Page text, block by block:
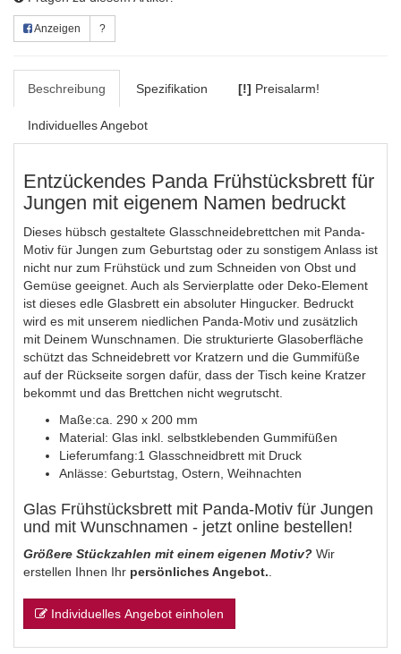
Anzeigen ?
Beschreibung Spezifikation [!] Preisalarm!
Individuelles Angebot
Entzückendes Panda Frühstücksbrett für
Jungen mit eigenem Namen bedruckt
Dieses hübsch gestaltete Glasschneidebrettchen mit Panda-
Motiv für Jungen zum Geburtstag oder zu sonstigem Anlass ist
nicht nur zum Frühstück und zum Schneiden von Obst und
Gemüse geeignet. Auch als Servierplatte oder Deko-Element
ist dieses edle Glasbrett ein absoluter Hingucker. Bedruckt
wird es mit unserem niedlichen Panda-Motiv und zusätzlich
mit Deinem Wunschnamen. Die strukturierte Glasoberfläche
schützt das Schneidebrett vor Kratzern und die Gummifüße
auf der Rückseite sorgen dafür, dass der Tisch keine Kratzer
bekommt und das Brettchen nicht wegrutscht.
Maße:ca. 290 x 200 mm
Material: Glas inkl. selbstklebenden Gummifüßen
Lieferumfang:1 Glasschneidbrett mit Druck
Anlässe: Geburtstag, Ostern, Weihnachten
Glas Frühstücksbrett mit Panda-Motiv für Jungen
und mit Wunschnamen - jetzt online bestellen!
Größere Stückzahlen mit einem eigenen Motiv? Wir
erstellen Ihnen Ihr persönliches Angebot.
Individuelles Angebot einholen